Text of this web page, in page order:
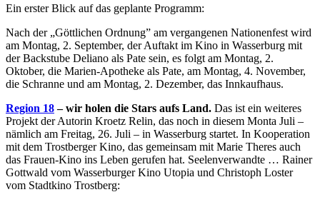
Ein erster Blick auf das geplante Programm:
Nach der „Göttlichen Ordnung” am vergangenen Nationenfest wird
am Montag, 2. September, der Auftakt im Kino in Wasserburg mit
der Backstube Deliano als Pate sein, es folgt am Montag, 2.
Oktober, die Marien-Apotheke als Pate, am Montag, 4. November,
die Schranne und am Montag, 2. Dezember, das Innkaufhaus.
Region 18– wir holen die Stars aufs Land. Das ist ein weiteres
Projekt der Autorin Kroetz Relin, das noch in diesem Monta Juli –
nämlich am Freitag, 26. Juli – in Wasserburg startet. In Kooperation
mit dem Trostberger Kino, das gemeinsam mit Marie Theres auch
das Frauen-Kino ins Leben gerufen hat. Seelenverwandte … Rainer
Gottwald vom Wasserburger Kino Utopia und Christoph Loster
vom Stadtkino Trostberg: